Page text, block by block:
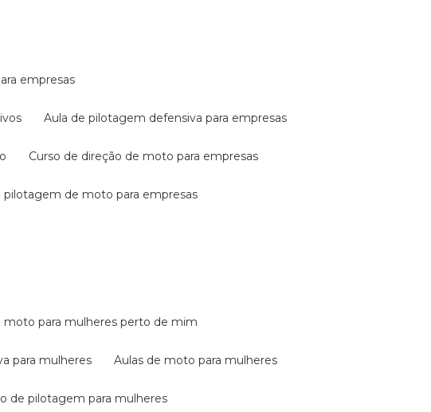
empresas
aula de pilotagem defensiva para empresas
curso de direção de moto para empresas
pilotagem de moto para empresas
moto para mulheres perto de mim
para mulheres aulas de moto para mulheres
de pilotagem para mulheres